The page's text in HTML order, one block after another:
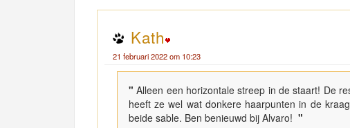
Kath
21 februari 2022 om 10:23
"Alleen een horizontale streep in de staart! De
heeft ze wel wat donkere haarpunten in de
beide sable. Ben benieuwd bij Alvaro! "